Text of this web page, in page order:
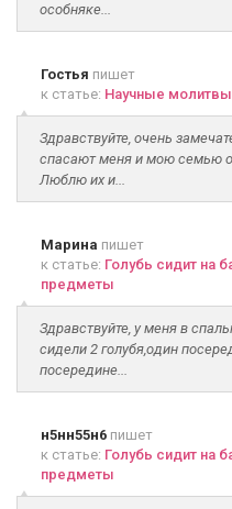
особняке...
Гостья пишет
к статье: Научные
Здравствуйте, очень
спасают меня и мою семью
Люблю их и...
Марина пишет
к статье: Голубь сидит на
предметы
Здравствуйте, у меня в
сидели 2 голубя,один
посередине...
н5нн55н6 пишет
к статье: Голубь сидит на
предметы